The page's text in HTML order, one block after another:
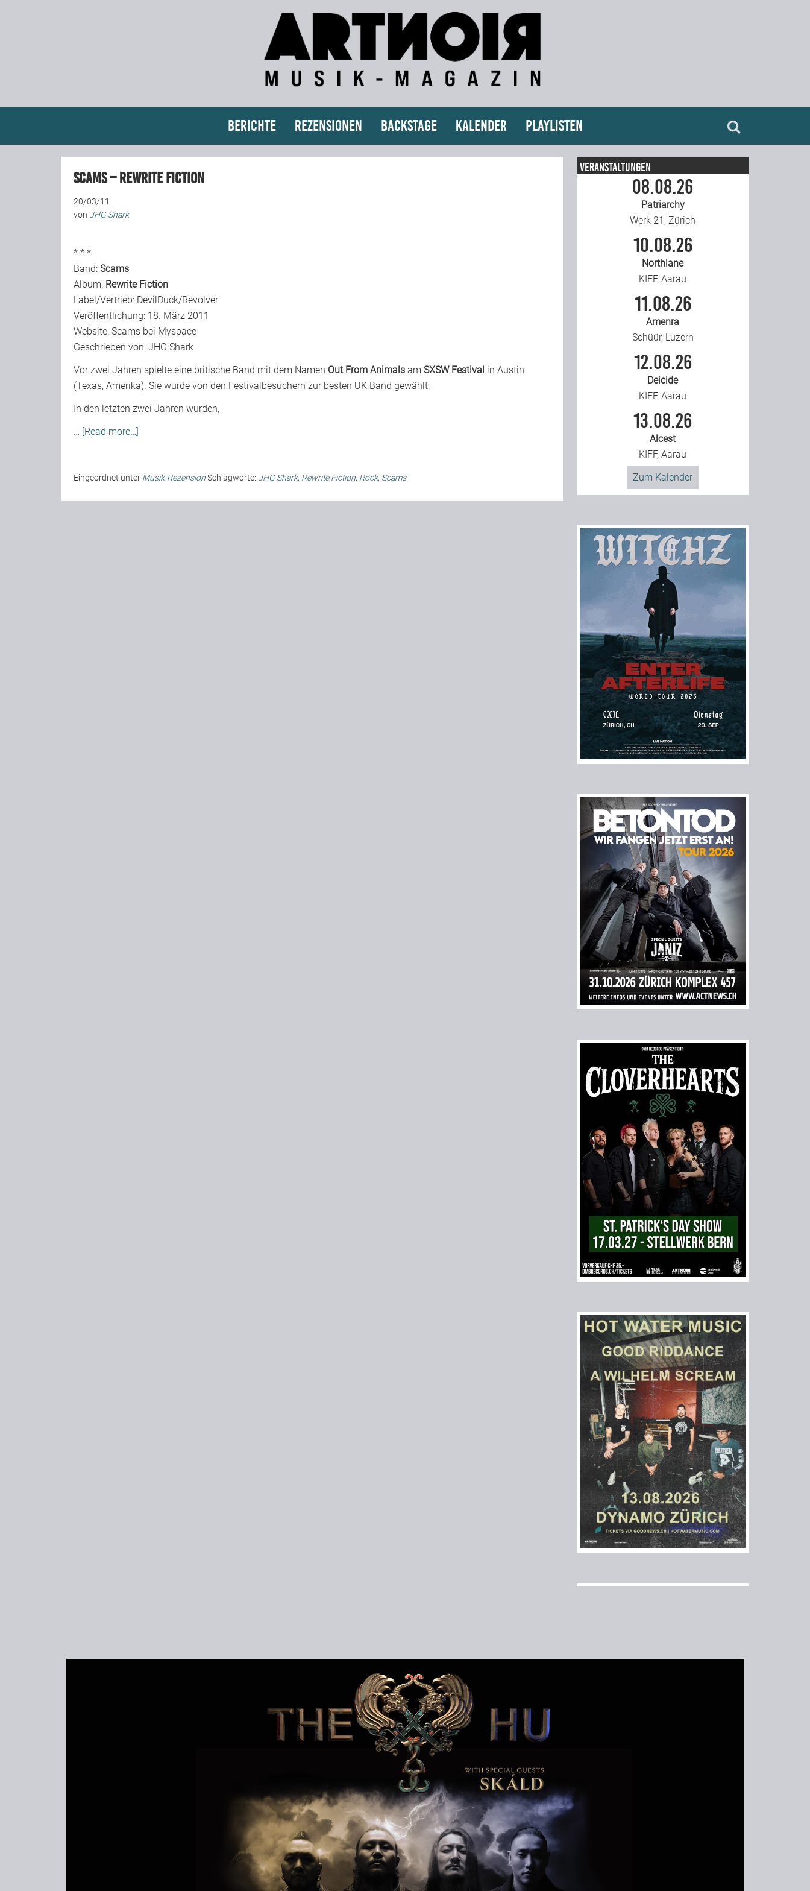
Berichte Rezensionen Backstage Kalender Playlisten
Scams – Rewrite Fiction
20/03/11
von JHG Shark
* * *
Band: Scams
Album: Rewrite Fiction
Label/Vertrieb: DevilDuck/Revolver
Veröffentlichung: 18. März 2011
Website: Scams bei Myspace
Geschrieben von: JHG Shark
Vor zwei Jahren spielte eine britische Band mit dem Namen Out From Animals am SXSW Festival in Austin
(Texas, Amerika). Sie wurde von den Festivalbesuchern zur besten UK Band gewählt.
In den letzten zwei Jahren wurden,
… [Read more…]
Eingeordnet unter Musik-RezensionSchlagworte: JHG Shark, Rewrite Fiction, Rock, Scams
Veranstaltungen
08.08.26
Patriarchy
Werk 21, Zürich
10.08.26
Northlane
KIFF, Aarau
11.08.26
Amenra
Schüür, Luzern
12.08.26
Deicide
KIFF, Aarau
13.08.26
Alcest
KIFF, Aarau
Zum Kalender